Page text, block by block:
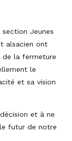
section Jeunes
alsacien ont
de la fermeture
le
et sa vision
et à ne
futur de notre